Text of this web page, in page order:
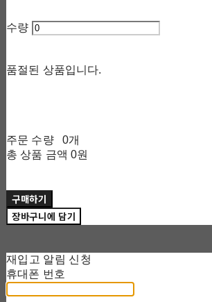
수량
품절된 상품입니다.
주문 수량
0개
총 상품 금액 0원
구매하기
장바구니에 담기
재입고 알림 신청
휴대폰 번호